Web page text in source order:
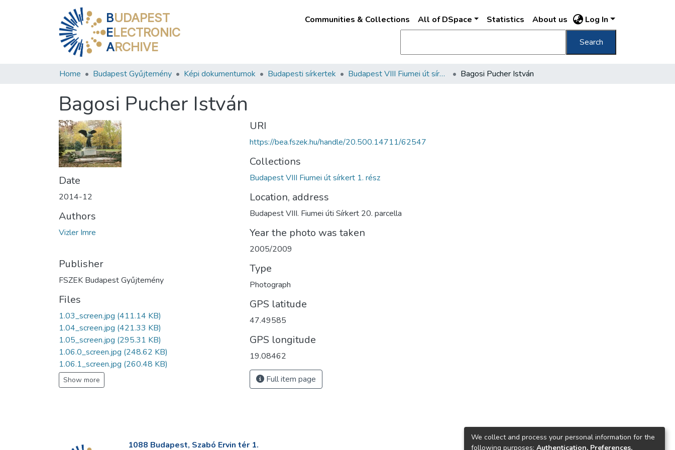
BUDAPEST
ELECTRONIC
ARCHIVE
Communities & Collections All of DSpace Statistics About us Log In
Search
Home Budapest Gyűjtemény Képi dokumentumok Budapesti sírkertek Budapest VIII Fiumei út sírkert 1. rész Bagosi Pucher István
Bagosi Pucher István
Date
2014-12
Authors
Vizler Imre
Publisher
FSZEK Budapest Gyűjtemény
Files
1.03_screen.jpg (411.14 KB)
1.04_screen.jpg (421.33 KB)
1.05_screen.jpg (295.31 KB)
1.06.0_screen.jpg (248.62 KB)
1.06.1_screen.jpg (260.48 KB)
Show more
URI
https://bea.fszek.hu/handle/20.500.14711/62547
Collections
Budapest VIII Fiumei út sírkert 1. rész
Location, address
Budapest VIII. Fiumei úti Sírkert 20. parcella
Year the photo was taken
2005/2009
Type
Photograph
GPS latitude
47.49585
GPS longitude
19.08462
Full item page
1088 Budapest, Szabó Ervin tér 1.
We collect and process your personal information for the
following purposes: Authentication, Preferences,